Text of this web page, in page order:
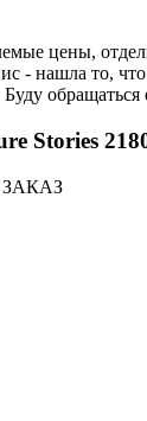
цены,
- нашла то,
Stories